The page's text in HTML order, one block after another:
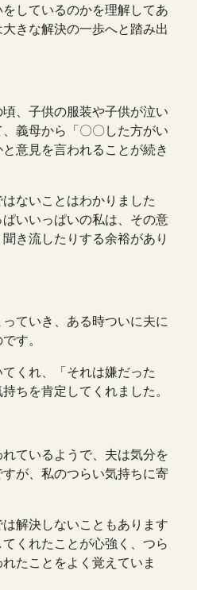
しているのかを理解してあ
きな解決の一歩へと踏み出
、子供の服装や子供が泣い
義母から「〇〇した方がい
意見を言われることが続き
ないことはわかりました
いいっぱいの私は、その意
き流したりする余裕があり
ていき、ある時ついに夫に
す。
くれ、「それは嫌だった
ちを肯定してくれました。
ているようで、夫は気分を
が、私のつらい気持ちに寄
解決しないこともあります
くれたことが心強く、つら
たことをよく覚えていま